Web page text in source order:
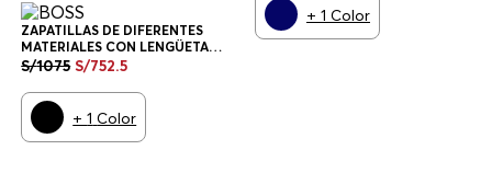
ZAPATILLAS DE DIFERENTES
MATERIALES CON LENGÜETA
TRASERA EN CONTRASTE
ZAPATILLAS HOMBRE
S/1075 S/752.5
+1 Color
+ 1 Color